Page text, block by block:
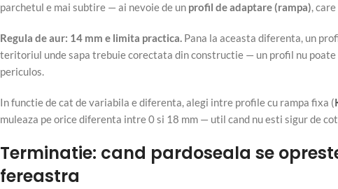
parchetul e mai subtire — ai nevoie de un profil de adaptare (rampa),
Regula de aur: 14 mm e limita practica. Pana la aceasta diferenta, un
teritoriul unde sapa trebuie corectata din constructie — un profil nu poate
periculos.
In functie de cat de variabila e diferenta, alegi intre profile cu rampa fixa (
muleaza pe orice diferenta intre 0 si 18 mm — util cand nu esti sigur de
Terminatie: cand pardoseala se
fereastra